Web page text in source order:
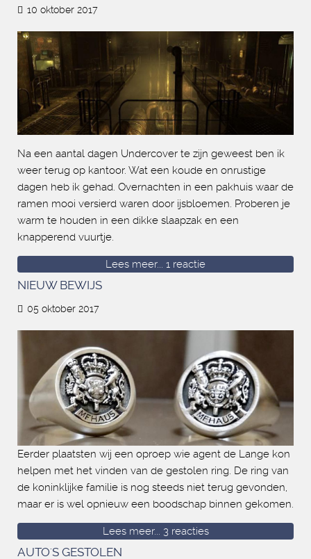
10 oktober 2017
Na een aantal dagen Undercover te zijn geweest ben ik
weer terug op kantoor. Wat een koude en onrustige
dagen heb ik gehad. Overnachten in een pakhuis waar de
ramen mooi versierd waren door ijsbloemen. Proberen je
warm te houden in een dikke slaapzak en een
knapperend vuurtje.
Lees meer... 1 reactie
NIEUW BEWIJS
05 oktober 2017
Eerder plaatsten wij een oproep wie agent de Lange kon
helpen met het vinden van de gestolen ring. De ring van
de koninklijke familie is nog steeds niet terug gevonden,
maar er is wel opnieuw een boodschap binnen gekomen.
Lees meer... 3 reacties
AUTO'S GESTOLEN